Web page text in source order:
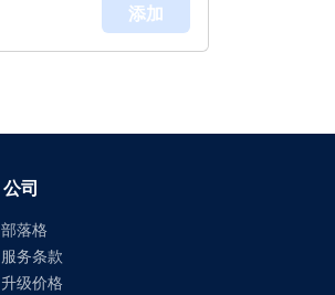
添加
公司
部落格
服务条款
升级价格